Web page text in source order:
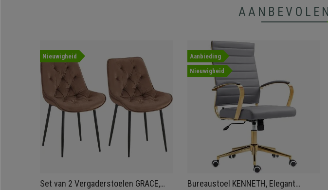
AANBEVOLEN
Nieuwigheid
Set van 2 Vergaderstoelen GRACE,
Aanbieding
Nieuwigheid
Bureaustoel KENNETH, Elegant